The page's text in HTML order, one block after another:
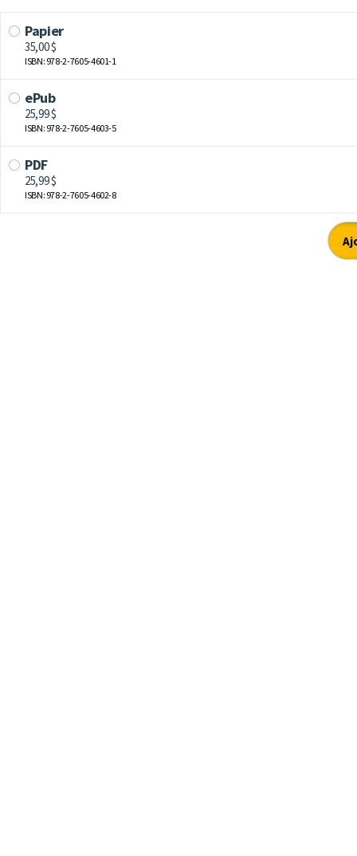
Papier
35,00 $
ISBN: 978-2-7605-4601-1
ePub
25,99 $
ISBN: 978-2-7605-4603-5
PDF
25,99 $
ISBN: 978-2-7605-4602-8